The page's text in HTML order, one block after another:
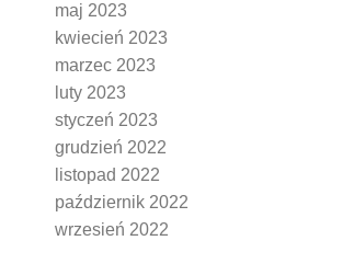
maj 2023
kwiecień 2023
marzec 2023
luty 2023
styczeń 2023
grudzień 2022
listopad 2022
październik 2022
wrzesień 2022